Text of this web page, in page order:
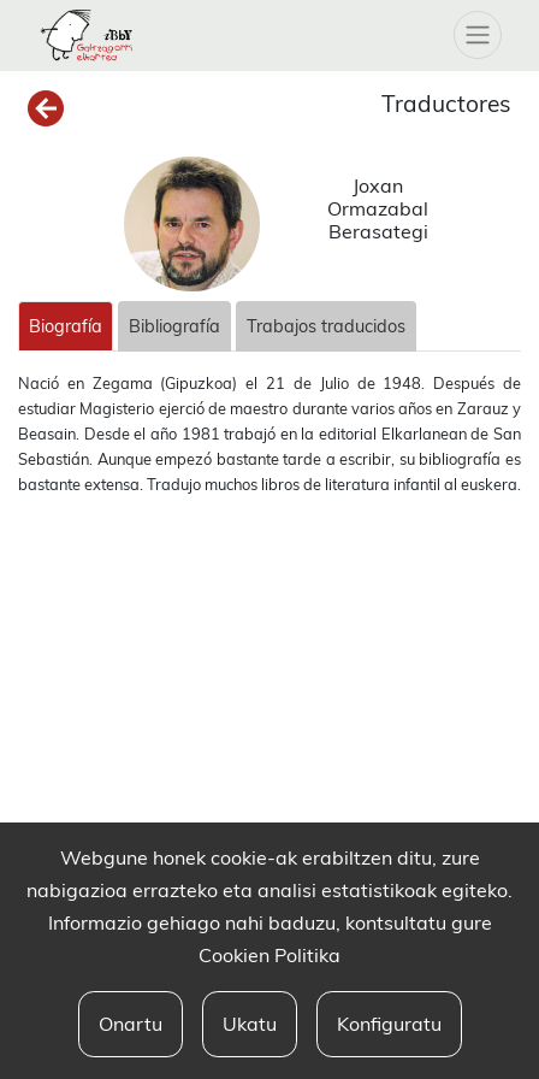
Traductores
Joxan
Ormazabal
Berasategi
Biografía Bibliografía Trabajos traducidos
Nació en Zegama (Gipuzkoa) el 21 de Julio de 1948. Después de
estudiar Magisterio ejerció de maestro durante varios años en Zarauz y
Beasain. Desde el año 1981 trabajó en la editorial Elkarlanean de San
Sebastián. Aunque empezó bastante tarde a escribir, su bibliografía es
bastante extensa. Tradujo muchos libros de literatura infantil al euskera.
Webgune honek cookie-ak erabiltzen ditu, zure
nabigazioa errazteko eta analisi estatistikoak egiteko.
Informazio gehiago nahi baduzu, kontsultatu gure
Cookien Politika
Onartu Ukatu Konfiguratu